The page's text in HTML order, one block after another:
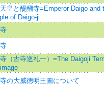
皇と醍醐寺=Emperor Daigo and
of Daigo-ji
（古寺巡礼一）=The Daigoji
の大威德明王圖について